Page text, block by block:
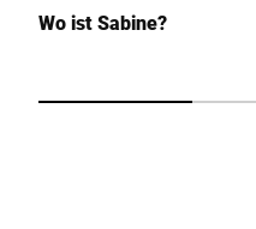
Wo ist Sabine?